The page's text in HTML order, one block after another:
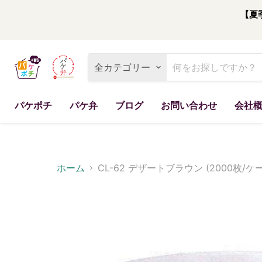
【
全カテゴリー
パケポチ パケ弁 ブログ お問い合わせ 会社
ホーム CL-62 デザートブラウン (2000枚/ケ